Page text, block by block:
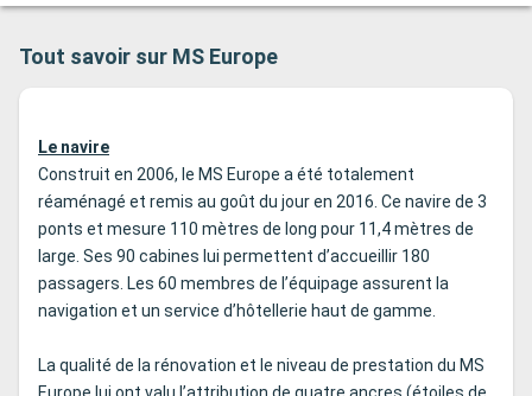
magnifique sur les paysages environnants. Vous
Tout savoir sur MS Europe
Le navire
Construit en 2006, le MS Europe a été totalement
réaménagé et remis au goût du jour en 2016. Ce navire de 3
ponts et mesure 110 mètres de long pour 11,4 mètres de
large. Ses 90 cabines lui permettent d’accueillir 180
passagers. Les 60 membres de l’équipage assurent la
navigation et un service d’hôtellerie haut de gamme.
La qualité de la rénovation et le niveau de prestation du MS